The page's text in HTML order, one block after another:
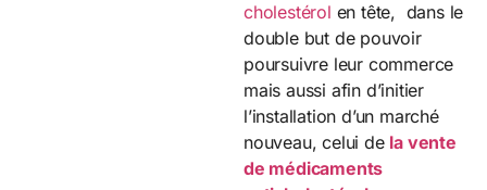
cholestérol en tête, dans le
double but de pouvoir
poursuivre leur commerce
mais aussi afin d’initier
l’installation d’un marché
nouveau, celui de la vente
de médicaments